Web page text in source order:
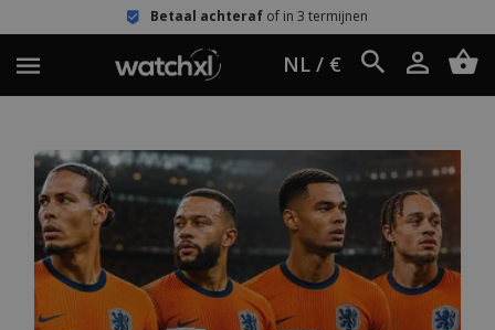
Betaal achteraf of in 3 termijnen
NL / €